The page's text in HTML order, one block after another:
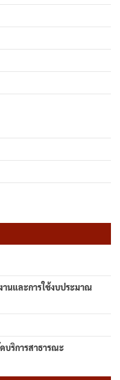
านและการใช้งบประมาณ
บริการสาธารณะ